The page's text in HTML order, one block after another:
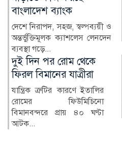
নরসিংদীর মনোহরদীতে সড়কের
পাশে থাকা গভীর ডোবায় ডুবে
তাওহীদ (৭) ও নাবিল (৬) নাম...
১১ দলীয় জোটের
রাষ্ট্রপতি প্রার্থী
রাষ্ট্রপতি নির্বাচনে নিজেদের
প্রার্থী চূড়ান্ত করেছে ১১ দলীয়
জোট। রোববার (৯ আগ...